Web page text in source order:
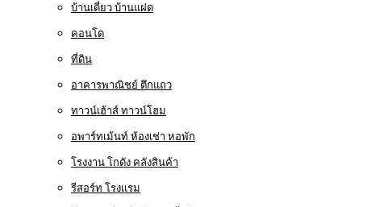
บ้านเดี่ยว บ้านแฝด
คอนโด
ที่ดิน
อาคารพาณิชย์ ตึกแถว
ทาวน์เฮ้าส์ ทาวน์โฮม
อพาร์ทเม้นท์ ห้องเช่า หอพัก
โรงงาน โกดัง คลังสินค้า
รีสอร์ท โรงแรม